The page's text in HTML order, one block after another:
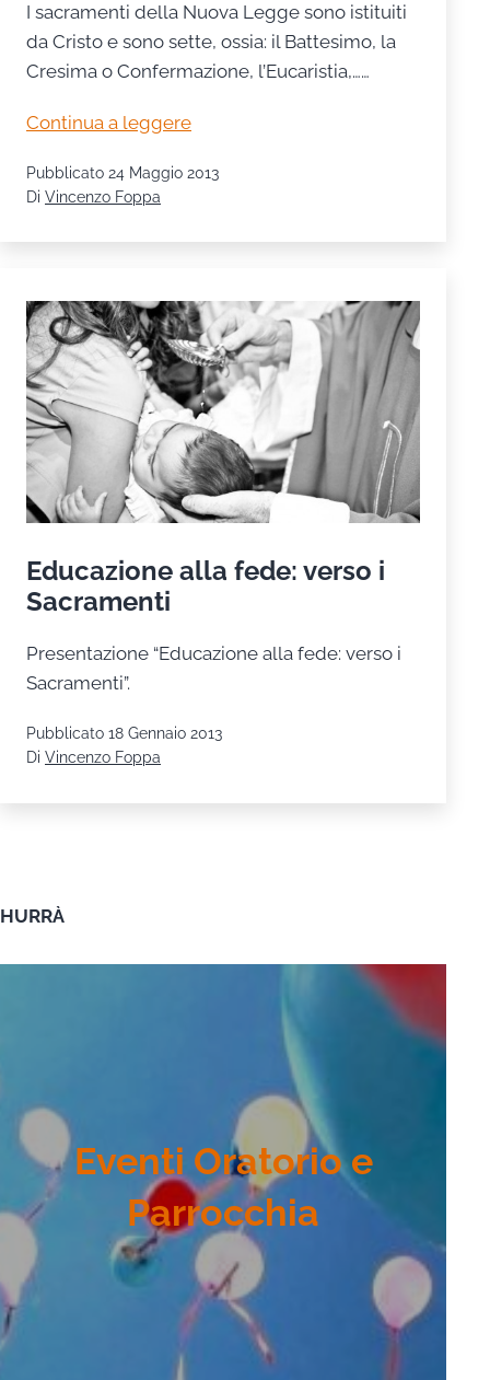
I sacramenti della Nuova Legge sono istituiti
da Cristo e sono sette, ossia: il Battesimo, la
Cresima o Confermazione, l’Eucaristia,……
Continua a leggereI
Sacramenti
Chiesa
Pubblicato 24 Maggio 2013
Di Vincenzo Foppa
Educazione alla fede: verso i
Sacramenti
Presentazione “Educazione alla fede: verso i
Sacramenti”.
Pubblicato 18 Gennaio 2013
Di Vincenzo Foppa
HURRÀ
Eventi Oratorio e
Parrocchia